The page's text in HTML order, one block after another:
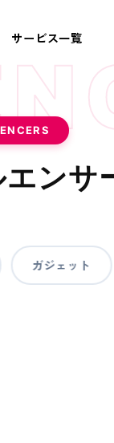
サービス一覧
ンサ
ガジェット